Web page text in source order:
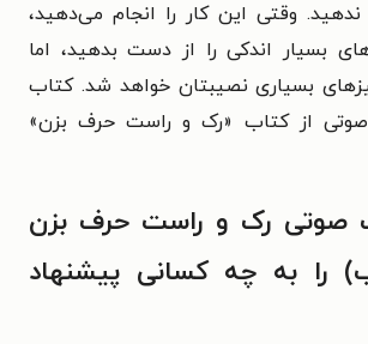
ندهید. وقتی این کار را انجام می‌دهید،
بسیار اندکی را از دست بدهید، اما
بسیاری نصیبتان خواهد شد. کتاب
صوتی از کتاب «رک و راست حرف بزن»
صوتی رک و راست حرف بزن
را به چه کسانی پیشنهاد